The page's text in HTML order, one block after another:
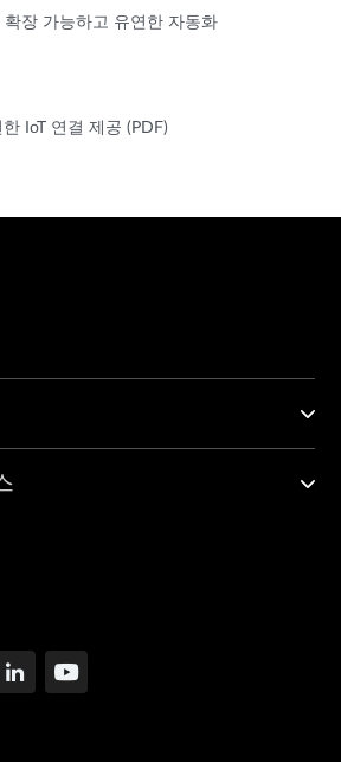
확장 가능하고 유연한 자동화
한 IoT 연결 제공 (PDF)